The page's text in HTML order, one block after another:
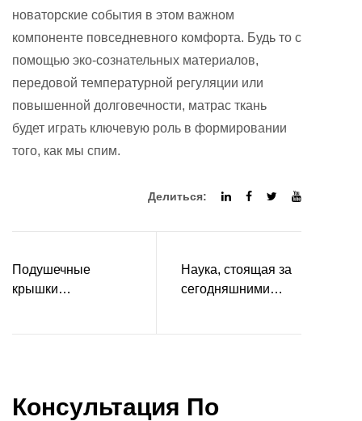
новаторские события в этом важном
компоненте повседневного комфорта. Будь то с
помощью эко-сознательных материалов,
передовой температурной регуляции или
повышенной долговечности, матрас ткань
будет играть ключевую роль в формировании
того, как мы спим.
Делиться:
Подушечные
крышки
Наука, стоящая за
сегодняшними
Консультация По